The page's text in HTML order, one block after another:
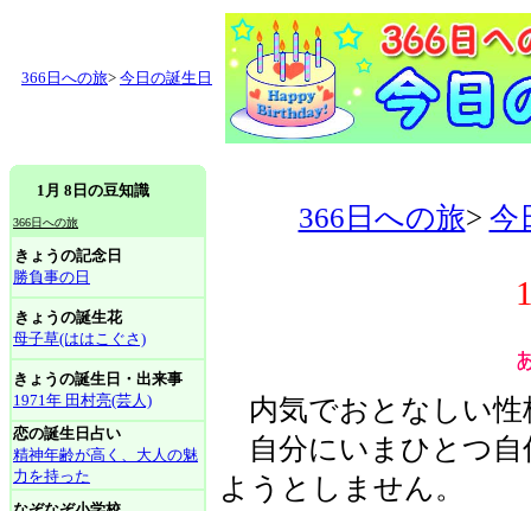
366日への旅> 今日の誕生日
1月 8日の豆知識
366日への旅
きょうの記念日
勝負事の日
きょうの誕生花
母子草(ははこぐさ)
きょうの誕生日・出来事
1971年 田村亮(芸人)
恋の誕生日占い
精神年齢が高く、大人の魅
力を持った
366日への旅> 今
内気でおとなしい性
自分にいまひとつ自
ようとしません。